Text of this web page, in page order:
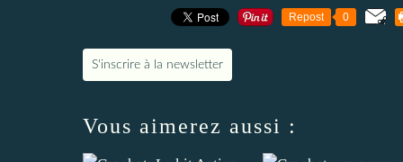
Repost 0
S'inscrire à la newsletter
Vous aimerez aussi :